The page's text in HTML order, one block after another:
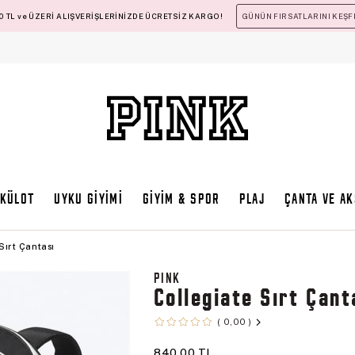
TL ve ÜZERİ ALIŞVERİŞLERİNİZDE ÜCRETSİZ KARGO! GÜNÜN FIRSATLARINI
KÜLOT UYKU GİYİMİ GİYİM & SPOR PLAJ ÇANTA VE
Çantası
PINK
Collegiate Sırt
0,00
840,00 TL